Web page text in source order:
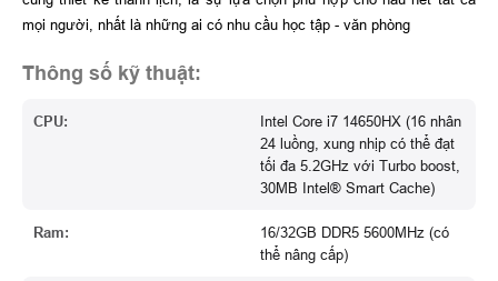
mọi người, nhất là những ai có nhu cầu học tập - văn phòng
Thông số kỹ thuật:
CPU:
Intel Core i7 14650HX (16 nhân
24 luồng, xung nhịp có thể đạt
tối đa 5.2GHz với Turbo boost,
30MB Intel® Smart Cache)
Ram:
16/32GB DDR5 5600MHz (có
thể nâng cấp)